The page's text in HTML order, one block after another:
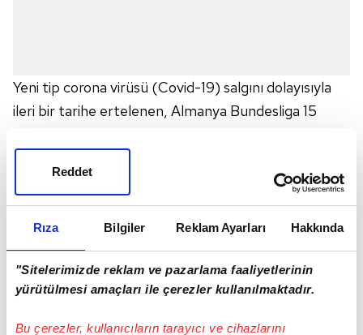
Rıza Bilgiler Reklam Ayarları Hakkında
"Sitelerimizde reklam ve pazarlama faaliyetlerinin
yürütülmesi amaçları ile çerezler kullanılmaktadır.
Bu çerezler, kullanıcıların tarayıcı ve cihazlarını
Reddet
Yeni tip corona virüsü (Covid-19) salgını dolayısıyla
ileri bir tarihe ertelenen, Almanya Bundesliga 15
Almanya Başbakanı Angela Merkel'in, kararı yarın
açıklaması bekleniyor.
Reuters'ın geçtiği bilgiye göre; Angela Merkel
başbakanlığındaki Alman federal hükümeti, eyalet
başkanlarıyla gerçekleştirilen toplantının ardından,
müsabakaların sıkı denetim içerisinde ve seyircisiz bir
şekilde oynanabilmesi için onay verdi.
Bundesliga'da kalan maçlar seyircisiz oynanacak ve